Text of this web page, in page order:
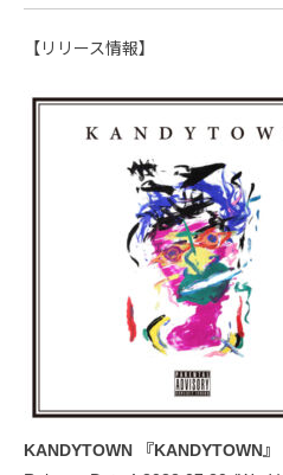
【リリース情報】
KANDYTOWN 『KANDYTOWN』